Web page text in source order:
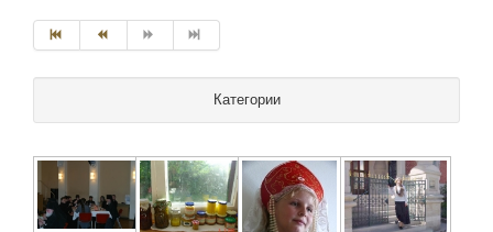
Категории